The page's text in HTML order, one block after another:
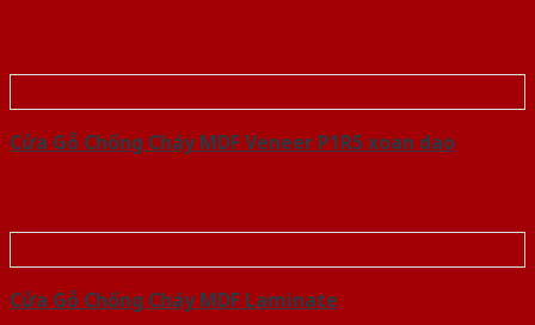
Cửa Gỗ Chống Cháy MDF Veneer P1R5 xoan dao
Cửa Gỗ Chống Cháy MDF Laminate